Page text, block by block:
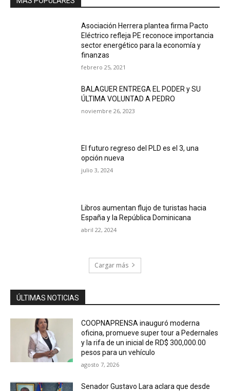
Asociación Herrera plantea firma Pacto
Eléctrico refleja PE reconoce importancia
sector energético para la economía y
finanzas
febrero 25, 2021
BALAGUER ENTREGA EL PODER y SU
ÚLTIMA VOLUNTAD A PEDRO
noviembre 26, 2023
El futuro regreso del PLD es el 3, una
opción nueva
julio 3, 2024
Libros aumentan flujo de turistas hacia
España y la República Dominicana
abril 22, 2024
Cargar más
ÚLTIMAS NOTICIAS
COOPNAPRENSA inauguró moderna
oficina, promueve super tour a Pedernales
y la rifa de un inicial de RD$ 300,000.00
pesos para un vehículo
agosto 7, 2026
Senador Gustavo Lara aclara que desde